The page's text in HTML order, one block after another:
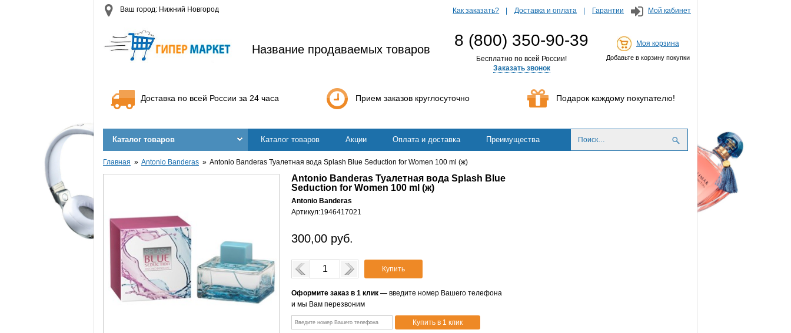
Ваш город: Нижний Новгород Как заказать? Доставка и оплата Гарантии Мой кабинет
Название продаваемых товаров 8 (800) 350-90-39
Бесплатно по всей России!
Заказать звонок
Моя корзина
Добавьте в корзину покупки
Доставка по всей России за 24 часа Прием заказов круглосуточно Подарок каждому покупателю!
Каталог товаров Каталог товаров Акции Оплата и доставка Преимущества
Главная Antonio Banderas Antonio Banderas Туалетная вода Splash Blue Seduction for Women 100 ml (ж)
Antonio Banderas Туалетная вода Splash Blue
Seduction for Women 100 ml (ж)
Antonio Banderas
Артикул:1946417021
300,00 руб.
Купить
Оформите заказ в 1 клик — введите номер Вашего телефона
и мы Вам перезвоним